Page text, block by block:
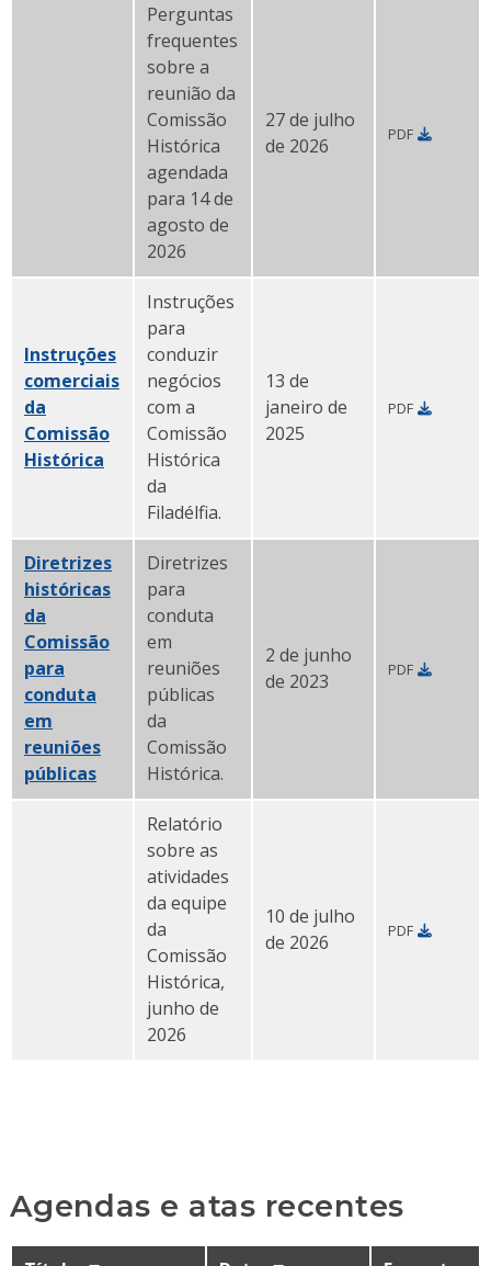
Perguntas frequentes sobre a reunião da Comissão
Perguntas
frequentes
sobre a
reunião da
Comissão
Histórica
agendada
para 14 de
agosto de
2026
27 de julho
de 2026
PDF
Instruções
comerciais
da
Comissão
Histórica em PDF
Instruções
para
conduzir
negócios
com a
Comissão
Histórica
da
Filadélfia.
13 de
janeiro de
2025
PDF
Diretrizes
históricas
da
Comissão
para
conduta
em
reuniões
públicasPDF
Diretrizes
para
conduta
em
reuniões
públicas
da
Comissão
Histórica.
2 de junho
de 2023
PDF
Relatório da equipe da PHC - junho de 2026 PDF
Relatório
sobre as
atividades
da equipe
da
Comissão
Histórica,
junho de
2026
10 de julho
de 2026
PDF
Agendas e atas recentes